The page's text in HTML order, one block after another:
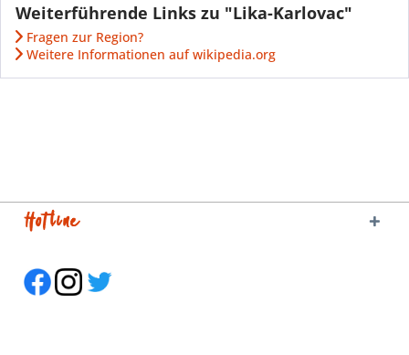
Weiterführende Links zu "Lika-Karlovac"
Fragen zur Region?
Weitere Informationen auf wikipedia.org
Hotline